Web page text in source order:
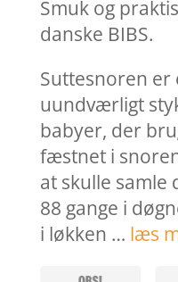
Smuk og
danske BIBS.
Suttesnoren
uundværligt
babyer, der
fæstnet i
at skulle samle
88 gange i
i løkken … læs